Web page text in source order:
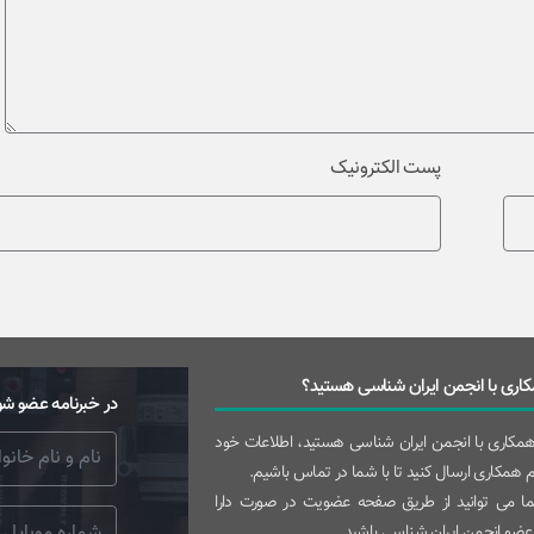
پست الکترونیک
با انجمن ایران شناسی هستید؟
با انجمن ایران شناسی هستید، اطلاعات خود
همکاری ارسال کنید تا با شما در تماس باشیم.
می توانید از طریق صفحه عضویت در صورت دارا
در خبرنامه عضو